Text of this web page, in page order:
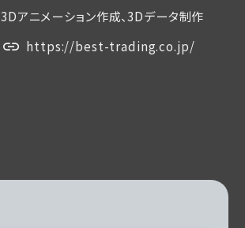
3Dアニメーション作成、3Dデータ制作
https://best-trading.co.jp/